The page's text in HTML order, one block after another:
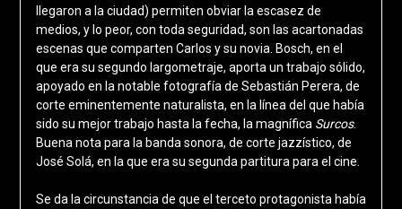
llegaron a la ciudad) permiten obviar la escasez de
medios, y lo peor, con toda seguridad, son las acartonadas
escenas que comparten Carlos y su novia. Bosch, en el
que era su segundo largometraje, aporta un trabajo sólido,
apoyado en la notable fotografía de Sebastián Perera, de
corte eminentemente naturalista, en la línea del que había
sido su mejor trabajo hasta la fecha, la magnífica Surcos.
Buena nota para la banda sonora, de corte jazzístico, de
José Solá, en la que era su segunda partitura para el cine.
Se da la circunstancia de que el terceto protagonista había